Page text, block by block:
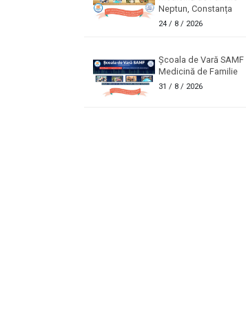
Neptun, Constanța
24/ 8 / 2026
Școala de Vară SAMF
Medicină de Familie
31 / 8 / 2026